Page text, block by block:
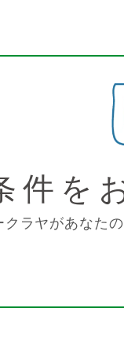
件を
クラヤがあなた